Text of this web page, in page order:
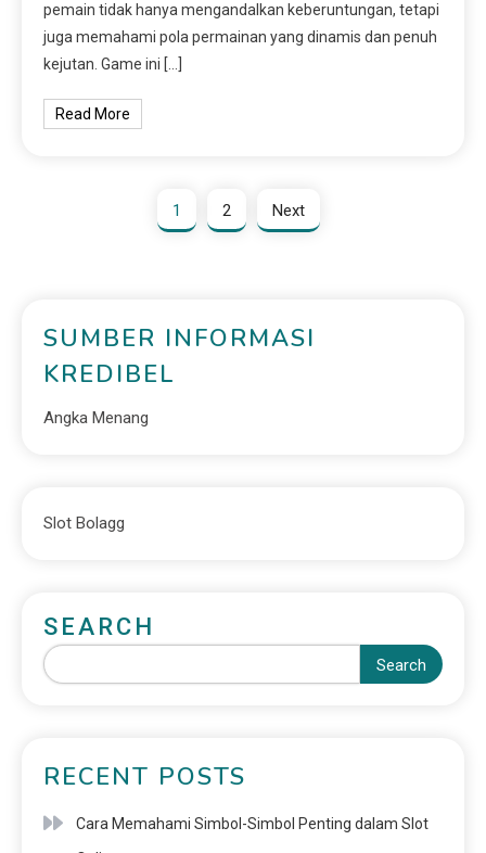
pemain tidak hanya mengandalkan keberuntungan, tetapi
juga memahami pola permainan yang dinamis dan penuh
kejutan. Game ini […]
Read More
1 2 Next
SUMBER INFORMASI
KREDIBEL
Angka Menang
Slot Bolagg
SEARCH
Search
RECENT POSTS
Cara Memahami Simbol-Simbol Penting dalam Slot